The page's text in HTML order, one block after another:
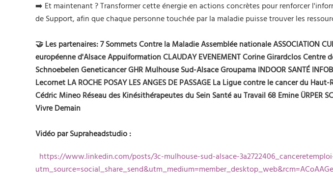
➡️ Et maintenant ? Transformer cette énergie en actions concrètes pour renforcer
de Support, afin que chaque personne touchée par la maladie puisse trouver les
🤝 Les partenaires:7 Sommets Contre la MaladieAssemblée nationaleASSOCIATION
européenne d'AlsaceAppuiformationCLAUDAY EVENEMENTCorine GirardclosCentre
SchnoebelenGeneticancerGHR Mulhouse Sud-AlsaceGroupama INDOOR SANTÉ
Lecornet LA ROCHE POSAY LES ANGES DE PASSAGE La Ligue contre le cancer du Haut-
Cédric Mineo Réseau des Kinésithérapeutes du Sein Santé au Travail 68 Emine ÜRPER
Vivre Demain
Vidéo parSupraheadstudio :
https://www.linkedin.com/posts/3c-mulhouse-sud-alsace-